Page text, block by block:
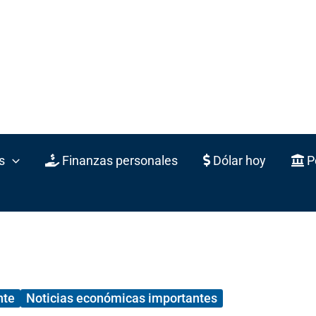
Finanzas personales Dólar hoy
Noticias económicas importantes